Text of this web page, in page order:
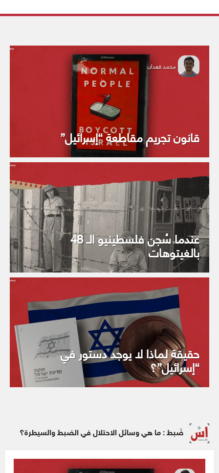
محمد قعدان
قانون تجريم مقاطعة “إسرائيل”
عندما سُجن فلسطينيو الـ 48
بالغيتوهات
حقيقة لماذا لا يوجد دستور في
“إسرائيل”؟
ضَبط : ما هي وسائل الاحتلال في الضبط والسيطرة؟